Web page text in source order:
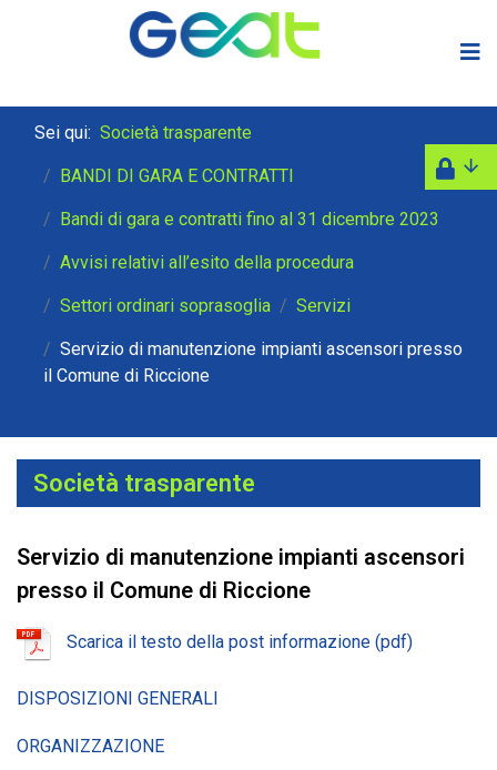
Sei qui: Società trasparente
BANDI DI GARA E CONTRATTI
Bandi di gara e contratti fino al 31 dicembre 2023
Avvisi relativi all’esito della procedura
Settori ordinari soprasoglia Servizi
Servizio di manutenzione impianti ascensori presso
il Comune di Riccione
Società trasparente
Servizio di manutenzione impianti ascensori
presso il Comune di Riccione
Scarica il testo della post informazione (pdf)
DISPOSIZIONI GENERALI
ORGANIZZAZIONE